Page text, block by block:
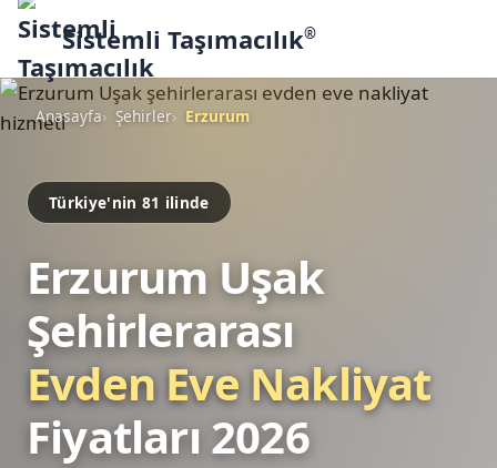
Sistemli Taşımacılık®
Anasayfa Şehirler Erzurum
Türkiye'nin 81 ilinde
Erzurum Uşak
Şehirlerarası
Evden Eve Nakliyat
Fiyatları 2026